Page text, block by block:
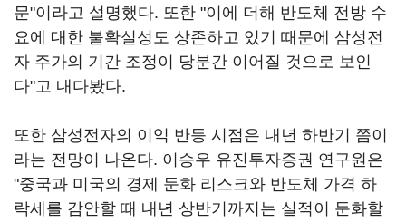
문"이라고 설명했다. 또한 "이에 더해 반도체 전방 수
요에 대한 불확실성도 상존하고 있기 때문에 삼성전
자 주가의 기간 조정이 당분간 이어질 것으로 보인
다"고 내다봤다.
또한 삼성전자의 이익 반등 시점은 내년 하반기 쯤이
라는 전망이 나온다. 이승우 유진투자증권 연구원은
"중국과 미국의 경제 둔화 리스크와 반도체 가격 하
락세를 감안할 때 내년 상반기까지는 실적이 둔화할